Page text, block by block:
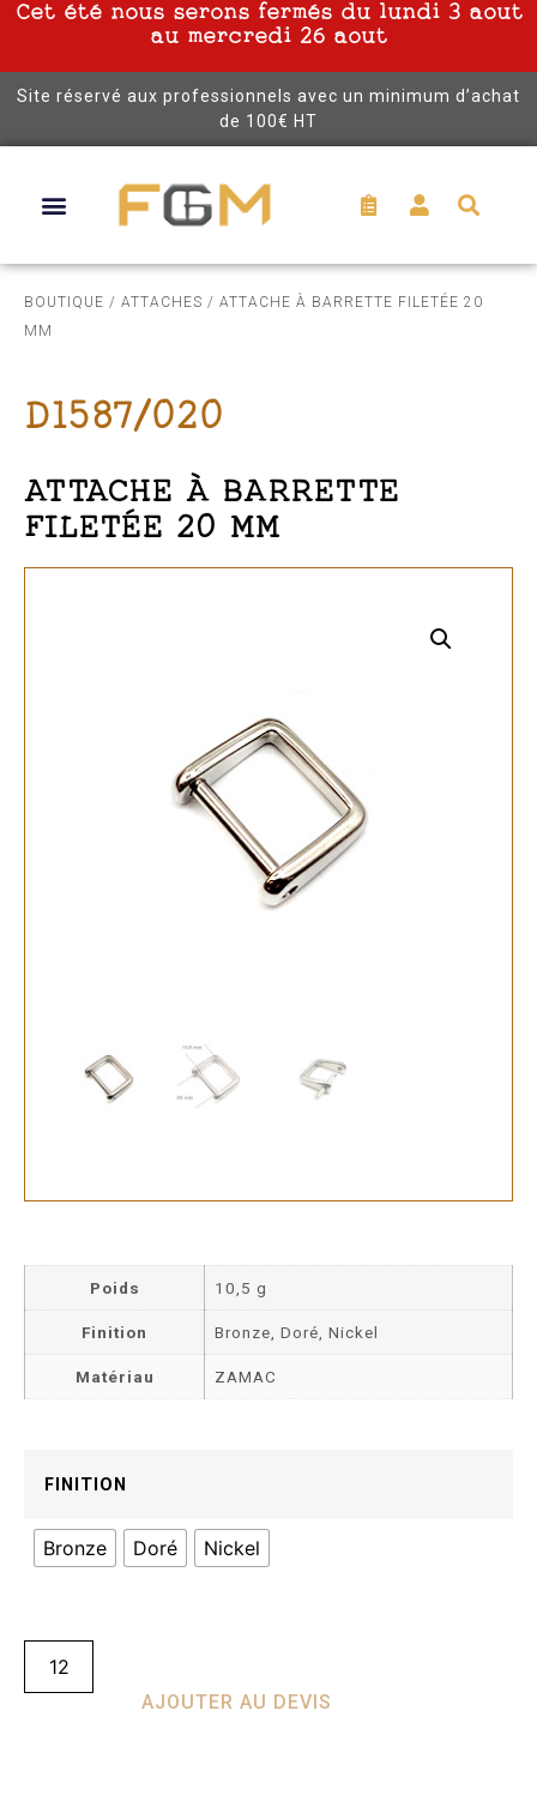
Cet été nous serons fermés du lundi 3 aout
au mercredi 26 aout
Site réservé aux professionnels avec un minimum d’achat
de 100€ HT
BOUTIQUE / ATTACHES / ATTACHE À BARRETTE FILETÉE 20
MM
D1587/020
ATTACHE À BARRETTE
FILETÉE 20 MM
Poids 10,5 g
Finition Bronze, Doré, Nickel
Matériau ZAMAC
FINITION
Bronze Doré Nickel
AJOUTER AU DEVIS